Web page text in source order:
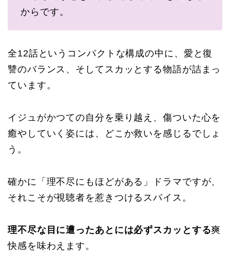
からです。
全12話というコンパクトな構成の中に、愛と復
讐のバランス、そしてスカッとする物語が詰まっ
ています。
イジュがかつての自分を乗り越え、傷ついた心を
癒やしていく姿には、どこか救いを感じるでしょ
う。
確かに「理不尽にもほどがある」ドラマですが、
それこそが視聴者を惹きつけるスパイス。
理不尽な目に遭ったあとには必ずスカッとする爽
快感を味わえます。